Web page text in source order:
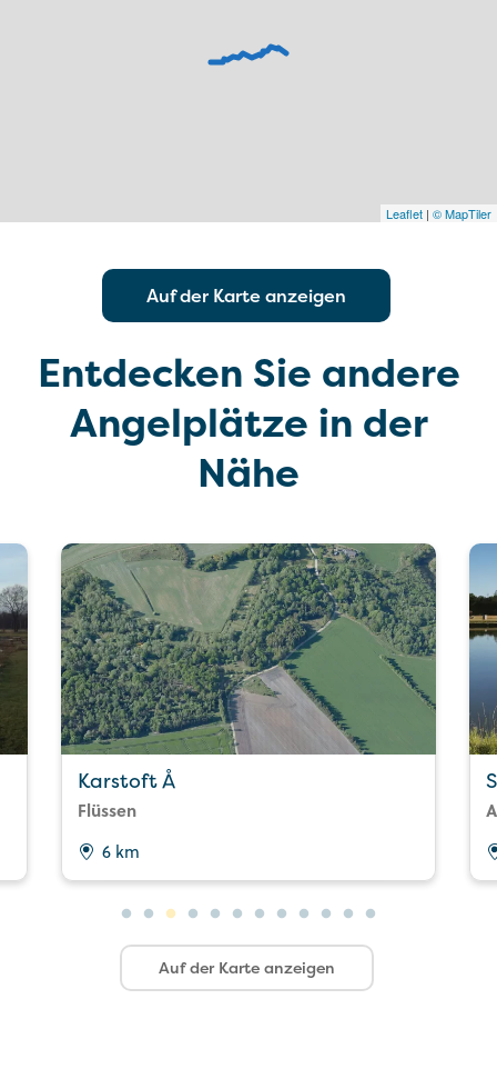
Leaflet | © MapTiler
Auf der Karte anzeigen
Entdecken Sie andere
Angelplätze in der
Nähe
Karstoft Å
Flüssen
6 km
Auf der Karte anzeigen